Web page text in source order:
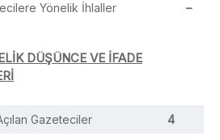
Yönelik İhlaller –
DÜŞÜNCE VE İFADE
Gazeteciler 4